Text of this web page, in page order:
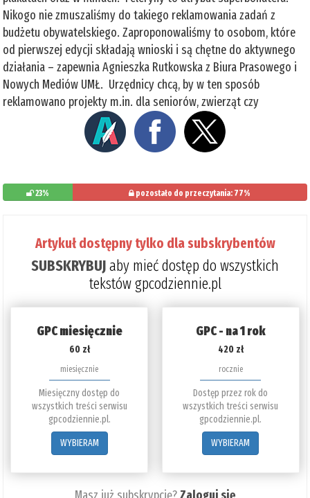
Nikogo nie zmuszaliśmy do takiego reklamowania zadań z
budżetu obywatelskiego. Zaproponowaliśmy to osobom, które
od pierwszej edycji składają wnioski i są chętne do aktywnego
działania – zapewnia Agnieszka Rutkowska z Biura Prasowego i
Nowych Mediów UMŁ. Urzędnicy chcą, by w ten sposób
reklamowano projekty m.in. dla seniorów, zwierząt czy
23% pozostało do przeczytania: 77%
Artykuł dostępny tylko dla subskrybentów
SUBSKRYBUJaby mieć dostęp do wszystkich
tekstów gpcodziennie.pl
GPC miesięcznie
60 zł
miesięcznie
Miesięczny dostęp do
wszystkich treści serwisu
gpcodziennie.pl.
WYBIERAM
GPC - na 1 rok
420 zł
rocznie
Dostęp przez rok do
wszystkich treści serwisu
gpcodziennie.pl.
WYBIERAM